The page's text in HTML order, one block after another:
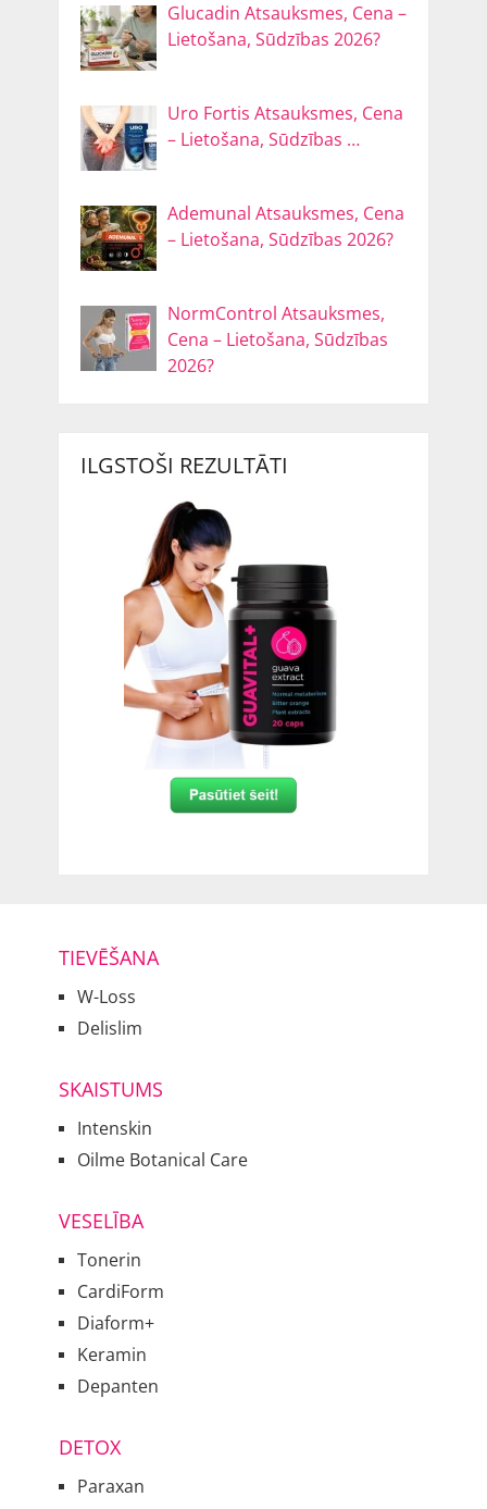
Glucadin Atsauksmes, Cena –
Lietošana, Sūdzības 2026?
Uro Fortis Atsauksmes, Cena
– Lietošana, Sūdzības …
Ademunal Atsauksmes, Cena
– Lietošana, Sūdzības 2026?
NormControl Atsauksmes,
Cena – Lietošana, Sūdzības
2026?
ILGSTOŠI REZULTĀTI
TIEVĒŠANA
W-Loss
Delislim
SKAISTUMS
Intenskin
Oilme Botanical Care
VESELĪBA
Tonerin
CardiForm
Diaform+
Keramin
Depanten
DETOX
Paraxan